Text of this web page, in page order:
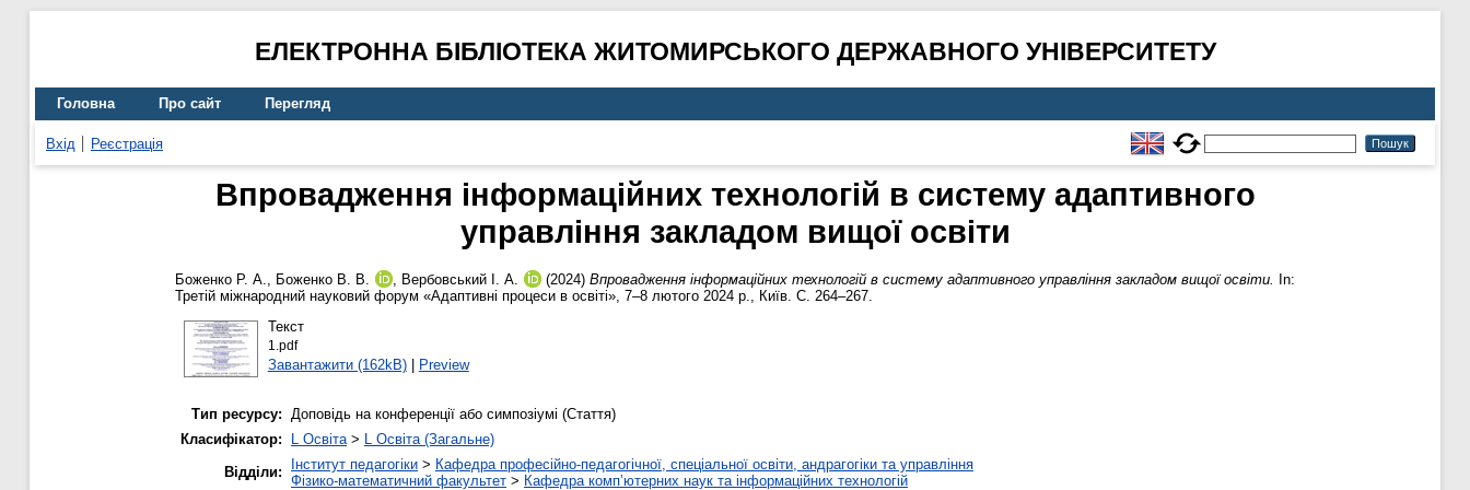
ЕЛЕКТРОННА БІБЛІОТЕКА ЖИТОМИРСЬКОГО ДЕРЖАВНОГО УНІВЕРСИТЕТУ
Головна Про сайт Перегляд
Вхід Реєстрація
Впровадження інформаційних технологій в систему адаптивного
управління закладом вищої освіти
Боженко Р. А., Боженко В. В. , Вербовський І. А. (2024) Впровадження інформаційних технологій в систему адаптивного управління закладом вищої освіти.
In:
Третій міжнародний науковий форум «Адаптивні процеси в освіті», 7–8 лютого 2024 р., Київ. С. 264–267.
Текст
1.pdf
Завантажити (162kB)| Preview
Тип ресурсу: Доповідь на конференції або симпозіумі (Стаття)
Класифікатор:
L Освіта> L Освіта (Загальне)
Відділи:
Інститут педагогіки > Кафедра професійно-педагогічної, спеціальної освіти, андрагогіки та управління
Фізико-математичний факультет > Кафедра комп’ютерних наук та інформаційних технологій